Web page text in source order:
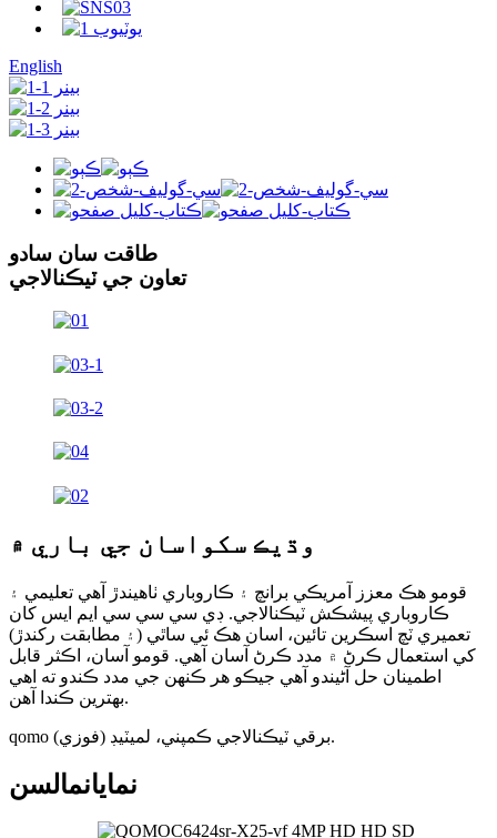
English
طاقت سان سادو
تعاون جي ٽيڪنالاجي
وڌيڪ سکو اسان جي باري ۾
قومو هڪ معزز آمريڪي برانچ ۽ ڪاروباري ٺاهيندڙ آهي تعليمي ۽
ڪاروباري پيشڪش ٽيڪنالاجي. ڊي سي سي سي ايم ايس کان
تعميري ٽچ اسڪرين تائين، اسان هڪ ئي ساٿي (۽ مطابقت رکندڙ)
کي استعمال ڪرڻ ۾ مدد ڪرڻ آسان آهي. قومو آسان، اڪثر قابل
اطمينان حل آڻيندو آهي جيڪو هر ڪنهن جي مدد ڪندو ته اهي
بهترين ڪندا آهن.
qomo (فوزي) برقي ٽيڪنالاجي ڪمپني، لميٽيڊ.
نمايانمالسن